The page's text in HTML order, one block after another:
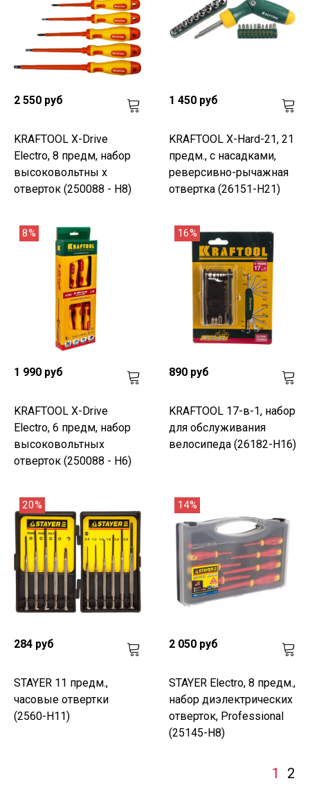
2 550 руб
KRAFTOOL Х-Drive
Electro, 8 предм, набор
высоковольтны х
отверток (250088 - H8)
1 450 руб
KRAFTOOL X-Hard-21, 21
предм., с насадками,
реверсивно-рычажная
отвертка (26151-H21)
8%
1 990 руб
KRAFTOOL X-Drive
Electro, 6 предм, набор
высоковольтных
отверток (250088 - H6)
16%
890 руб
KRAFTOOL 17-в-1, набор
для обслуживания
велосипеда (26182-H16)
20%
284 руб
STAYER 11 предм.,
часовые отвертки
(2560-H11)
14%
2 050 руб
STAYER Electro, 8 предм.,
набор диэлектрических
отверток, Professional
(25145-H8)
1 2